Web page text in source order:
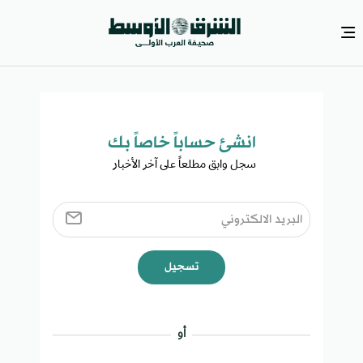
انشئ حساباً خاصاً بك​
سجل وابق مطلعاً على آخر الأخبار ​
تسجيل
أو